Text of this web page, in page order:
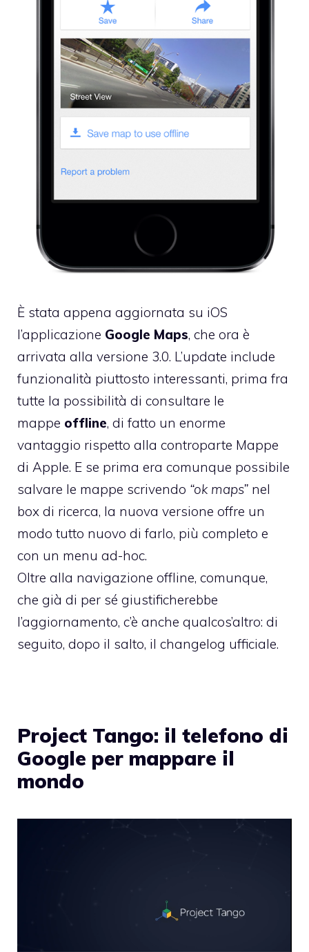
È stata appena aggiornata su iOS
l’applicazione Google Maps, che ora è
arrivata alla versione 3.0. L’update include
funzionalità piuttosto interessanti, prima fra
tutte la possibilità di consultare le
mappe offline, di fatto un enorme
vantaggio rispetto alla controparte Mappe
di Apple. E se prima era comunque possibile
salvare le mappe scrivendo “ok maps” nel
box di ricerca, la nuova versione offre un
modo tutto nuovo di farlo, più completo e
con un menu ad-hoc.
Oltre alla navigazione offline, comunque,
che già di per sé giustificherebbe
l’aggiornamento, c’è anche qualcos’altro: di
seguito, dopo il salto, il changelog ufficiale.
Project Tango: il telefono di
Google per mappare il
mondo